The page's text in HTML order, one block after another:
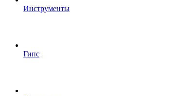
Инструменты
Гипс